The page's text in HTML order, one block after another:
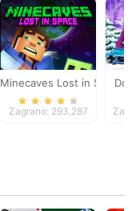
Minecaves Lost in Space
Zagrano: 293,287